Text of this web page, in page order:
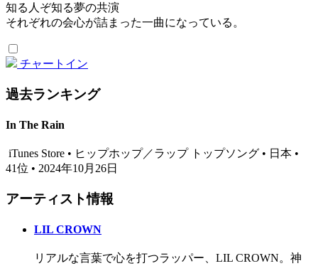
知る人ぞ知る夢の共演
それぞれの会心が詰まった一曲になっている。
チャートイン
過去ランキング
In The Rain
iTunes Store • ヒップホップ／ラップ トップソング • 日本 •
41位 • 2024年10月26日
アーティスト情報
LIL CROWN
リアルな言葉で心を打つラッパー、LIL CROWN。神